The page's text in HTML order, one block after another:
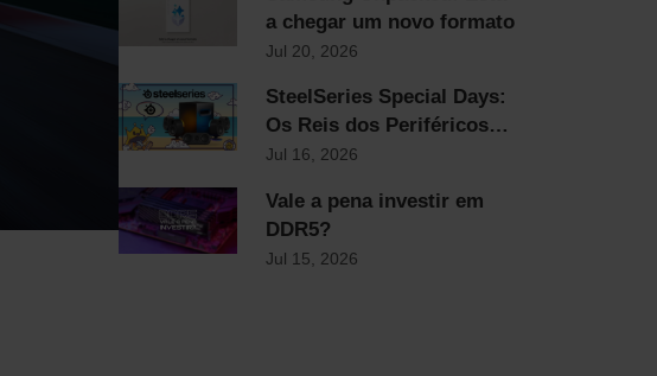
a chegar um novo formato
Jul 20, 2026
SteelSeries Special Days:
Os Reis dos Periféricos
com Descontos Flash Até
Jul 16, 2026
Vale a pena investir em
DDR5?
Jul 15, 2026